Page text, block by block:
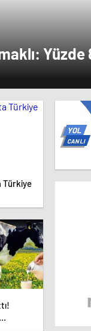
Yüzde
Türkiye
YOL
CANLI